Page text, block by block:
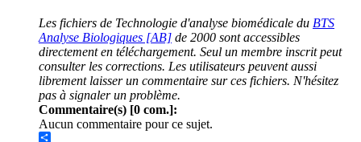
Les fichiers de Technologie d'analyse biomédicale du BTS
Analyse Biologiques [AB] de 2000 sont accessibles
directement en téléchargement. Seul un membre inscrit peut
consulter les corrections. Les utilisateurs peuvent aussi
librement laisser un commentaire sur ces fichiers. N'hésitez
pas à signaler un problème.
Commentaire(s) [0 com.]:
Aucun commentaire pour ce sujet.